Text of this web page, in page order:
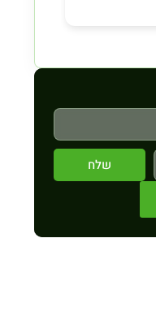
שלח